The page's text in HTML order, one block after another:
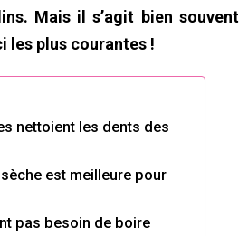
Mais il s’agit bien souvent
les plus courantes !
nettoient les dents des
est meilleure pour
pas besoin de boire